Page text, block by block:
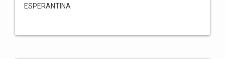
ESPERANTINA